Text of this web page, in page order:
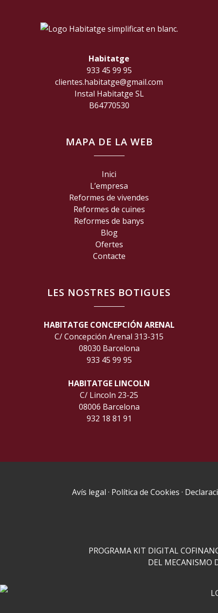
Habitatge
933 45 99 95
clientes.habitatge@gmail.com
Instal Habitatge SL
B64770530
MAPA DE LA WEB
Inici
L’empresa
Reformes de vivendes
Reformes de cuines
Reformes de banys
Blog
Ofertes
Contacte
LES NOSTRES BOTIGUES
HABITATGE CONCEPCIÓN ARENAL
C/ Concepción Arenal 313-315
08030 Barcelona
933 45 99 95
HABITATGE LINCOLN
C/ Lincoln 23-25
08006 Barcelona
932 18 81 91
Avís legal · Política de Cookies ·
PROGRAMA KIT DIGITAL
DEL MECANISMO